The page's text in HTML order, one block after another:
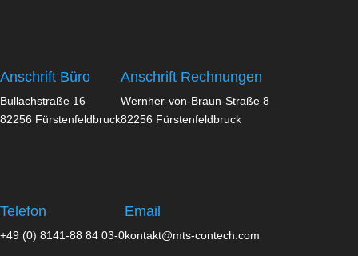
Anschrift Büro
Bullachstraße 16
82256 Fürstenfeldbruck
Anschrift Rechnungen
Wernher-von-Braun-Straße 8
82256 Fürstenfeldbruck
Telefon
+49 (0) 8141-88 84 03-0
Email
kontakt@mts-contech.com